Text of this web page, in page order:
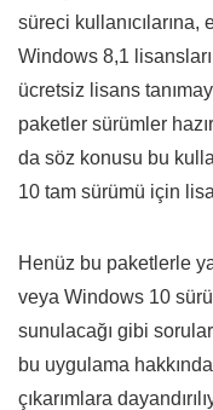
süreci
Windows 8,1
ücretsiz lisans
paketler sürümler
da söz konusu bu
10 tam sürümü için
Henüz bu paketlerle
veya Windows 10
sunulacağı gibi
bu uygulama
çıkarımlara